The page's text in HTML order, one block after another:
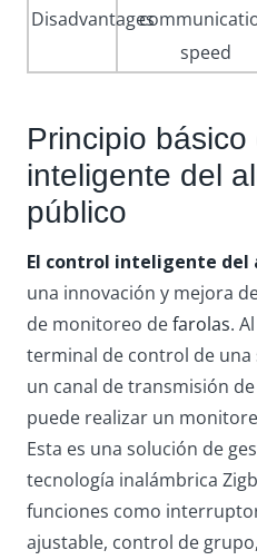
Disadvantages
speed
Principio básico
inteligente del
público
El control inteligente del
una innovación y mejora
de monitoreo defarolas.
terminal de control de una
un canal de transmisión
puede realizar un
Esta es una solución de
tecnología inalámbrica
funciones como
ajustable, control de